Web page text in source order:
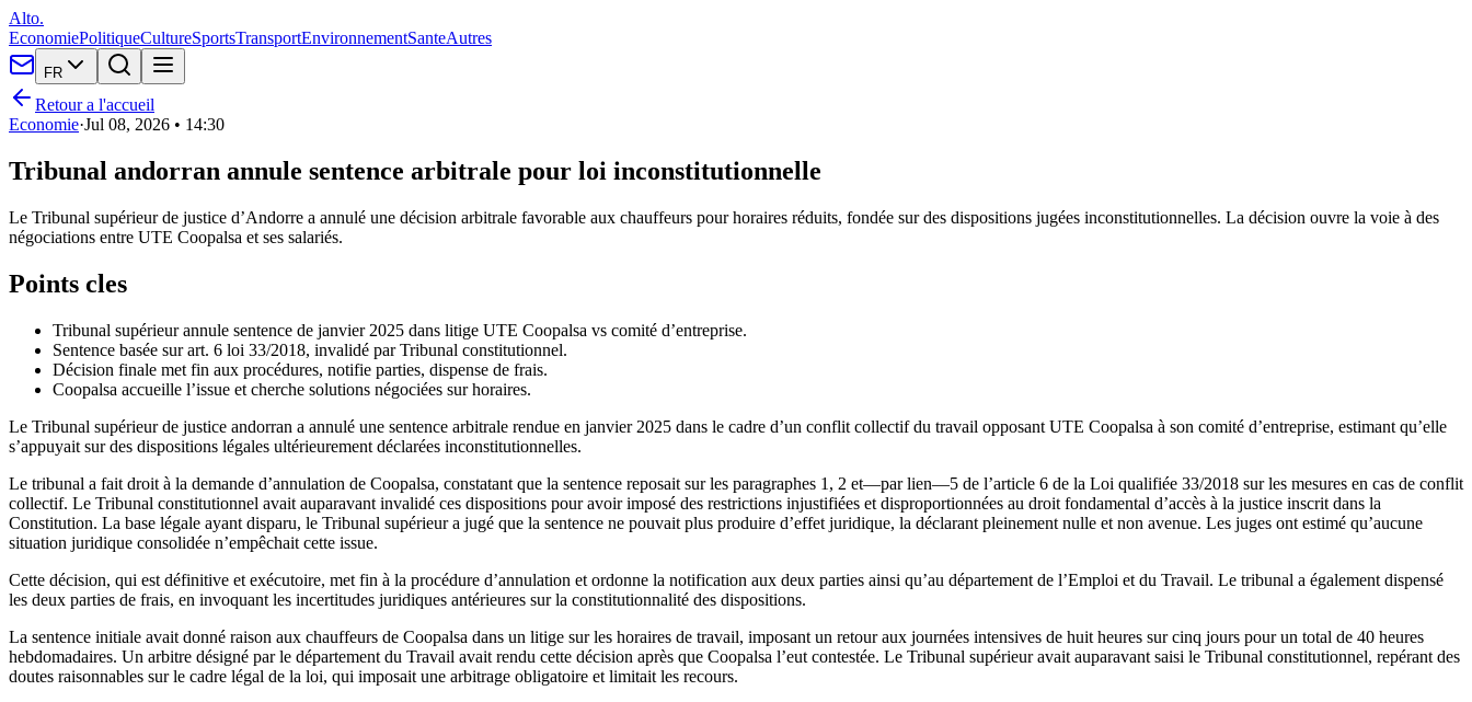
Alto.
EconomiePolitiqueCultureSportsTransportEnvironnementSanteAutres
FR
Retour a l'accueil
Economie·Jul 08, 2026 • 14:30
Tribunal andorran annule sentence arbitrale pour loi inconstitutionnelle
Le Tribunal supérieur de justice d’Andorre a annulé une décision arbitrale favorable aux chauffeurs pour horaires réduits, fondée sur des dispositions jugées inconstitutionnelles. La décision ouvre la voie à des
négociations entre UTE Coopalsa et ses salariés.
Points cles
Tribunal supérieur annule sentence de janvier 2025 dans litige UTE Coopalsa vs comité d’entreprise.
Sentence basée sur art. 6 loi 33/2018, invalidé par Tribunal constitutionnel.
Décision finale met fin aux procédures, notifie parties, dispense de frais.
Coopalsa accueille l’issue et cherche solutions négociées sur horaires.
Le Tribunal supérieur de justice andorran a annulé une sentence arbitrale rendue en janvier 2025 dans le cadre d’un conflit collectif du travail opposant UTE Coopalsa à son comité d’entreprise, estimant qu’elle
s’appuyait sur des dispositions légales ultérieurement déclarées inconstitutionnelles.
Le tribunal a fait droit à la demande d’annulation de Coopalsa, constatant que la sentence reposait sur les paragraphes 1, 2 et—par lien—5 de l’article 6 de la Loi qualifiée 33/2018 sur les mesures en cas de conflit
collectif. Le Tribunal constitutionnel avait auparavant invalidé ces dispositions pour avoir imposé des restrictions injustifiées et disproportionnées au droit fondamental d’accès à la justice inscrit dans la
Constitution. La base légale ayant disparu, le Tribunal supérieur a jugé que la sentence ne pouvait plus produire d’effet juridique, la déclarant pleinement nulle et non avenue. Les juges ont estimé qu’aucune
situation juridique consolidée n’empêchait cette issue.
Cette décision, qui est définitive et exécutoire, met fin à la procédure d’annulation et ordonne la notification aux deux parties ainsi qu’au département de l’Emploi et du Travail. Le tribunal a également dispensé
les deux parties de frais, en invoquant les incertitudes juridiques antérieures sur la constitutionnalité des dispositions.
La sentence initiale avait donné raison aux chauffeurs de Coopalsa dans un litige sur les horaires de travail, imposant un retour aux journées intensives de huit heures sur cinq jours pour un total de 40 heures
hebdomadaires. Un arbitre désigné par le département du Travail avait rendu cette décision après que Coopalsa l’eut contestée. Le Tribunal supérieur avait auparavant saisi le Tribunal constitutionnel, repérant des
doutes raisonnables sur le cadre légal de la loi, qui imposait une arbitrage obligatoire et limitait les recours.